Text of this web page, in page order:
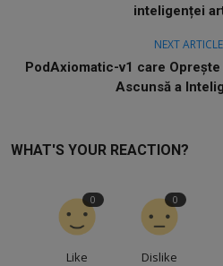
inteligenței
NEXT ARTICLE
PodAxiomatic-v1 care
Ascunsă a
WHAT'S YOUR REACTION?
Like
0
Dislike
0